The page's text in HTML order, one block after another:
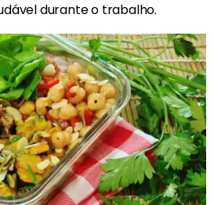
durante o trabalho.